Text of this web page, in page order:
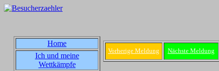
Home
Ich und meine
Wettkämpfe
Vorherige Meldung Nächste Meldung